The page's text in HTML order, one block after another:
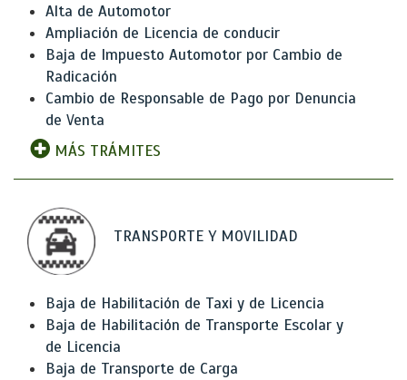
Alta de Automotor
Ampliación de Licencia de conducir
Baja de Impuesto Automotor por Cambio de
Radicación
Cambio de Responsable de Pago por Denuncia
de Venta
MÁS TRÁMITES
TRANSPORTE Y MOVILIDAD
Baja de Habilitación de Taxi y de Licencia
Baja de Habilitación de Transporte Escolar y
de Licencia
Baja de Transporte de Carga